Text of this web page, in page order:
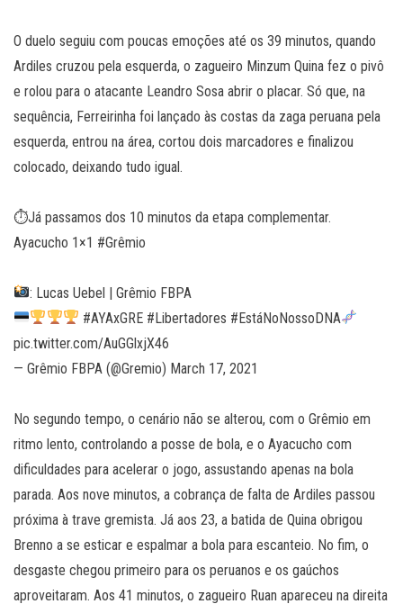
O duelo seguiu com poucas emoções até os 39 minutos, quando
Ardiles cruzou pela esquerda, o zagueiro Minzum Quina fez o pivô
e rolou para o atacante Leandro Sosa abrir o placar. Só que, na
sequência, Ferreirinha foi lançado às costas da zaga peruana pela
esquerda, entrou na área, cortou dois marcadores e finalizou
colocado, deixando tudo igual.
⏱Já passamos dos 10 minutos da etapa complementar.
Ayacucho 1×1 #Grêmio
: Lucas Uebel | Grêmio FBPA
#AYAxGRE #Libertadores #EstáNoNossoDNA
pic.twitter.com/AuGGlxjX46
— Grêmio FBPA (@Gremio) March 17, 2021
No segundo tempo, o cenário não se alterou, com o Grêmio em
ritmo lento, controlando a posse de bola, e o Ayacucho com
dificuldades para acelerar o jogo, assustando apenas na bola
parada. Aos nove minutos, a cobrança de falta de Ardiles passou
próxima à trave gremista. Já aos 23, a batida de Quina obrigou
Brenno a se esticar e espalmar a bola para escanteio. No fim, o
desgaste chegou primeiro para os peruanos e os gaúchos
aproveitaram. Aos 41 minutos, o zagueiro Ruan apareceu na direita